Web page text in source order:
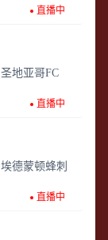
直播中
圣地亚哥FC
直播中
埃德蒙顿蜂刺
直播中